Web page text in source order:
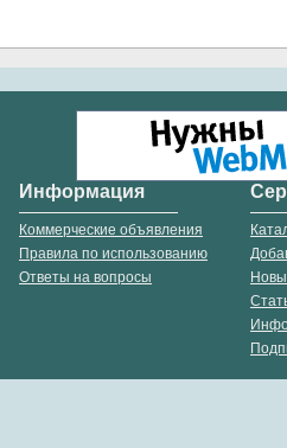
Информация
Коммерческие объявления
Правила по использованию
Ответы на вопросы